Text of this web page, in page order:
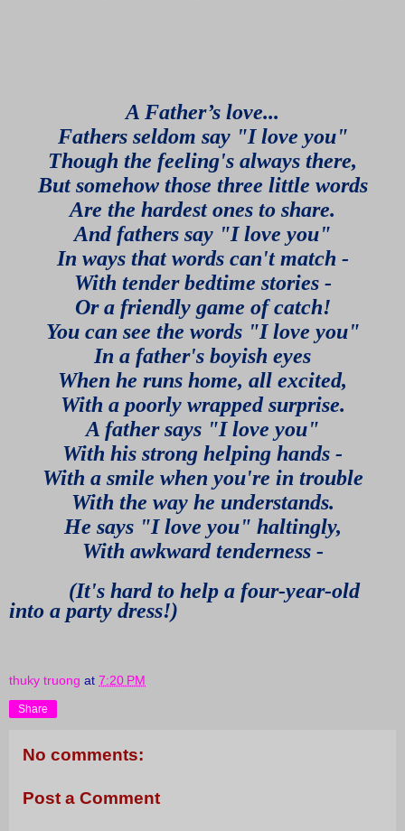
A Father’s love...
Fathers seldom say "I love you"
Though the feeling's always there,
But somehow those three little words
Are the hardest ones to share.
And fathers say "I love you"
In ways that words can't match -
With tender bedtime stories -
Or a friendly game of catch!
You can see the words "I love you"
In a father's boyish eyes
When he runs home, all excited,
With a poorly wrapped surprise.
A father says "I love you"
With his strong helping hands -
With a smile when you're in trouble
With the way he understands.
He says "I love you" haltingly,
With awkward tenderness -
(It's hard to help a four-year-old
into a party dress!)
thuky truong at 7:20 PM
Share
No comments:
Post a Comment